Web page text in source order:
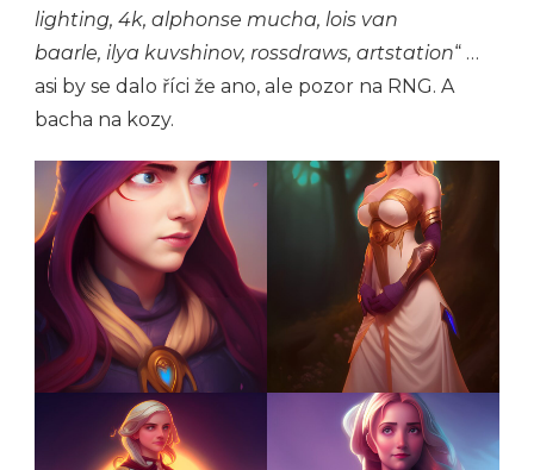
lighting, 4k, alphonse mucha, lois van
baarle, ilya kuvshinov, rossdraws, artstation“ …
asi by se dalo říci že ano, ale pozor na RNG. A
bacha na kozy.